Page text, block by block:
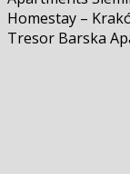
Homestay –
Tresor Barska